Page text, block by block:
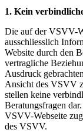
1. Kein
Die auf der VSVV-
ausschliesslich
Website durch den
vertragliche
Ausdruck
Ansicht des VSVV
stellen keine
Beratungsfragen
VSVV-Webseite
des VSVV.